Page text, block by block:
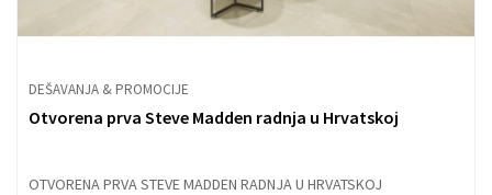
DEŠAVANJA & PROMOCIJE
Otvorena prva Steve Madden radnja u Hrvatskoj
OTVORENA PRVA STEVE MADDEN RADNJA U HRVATSKOJ